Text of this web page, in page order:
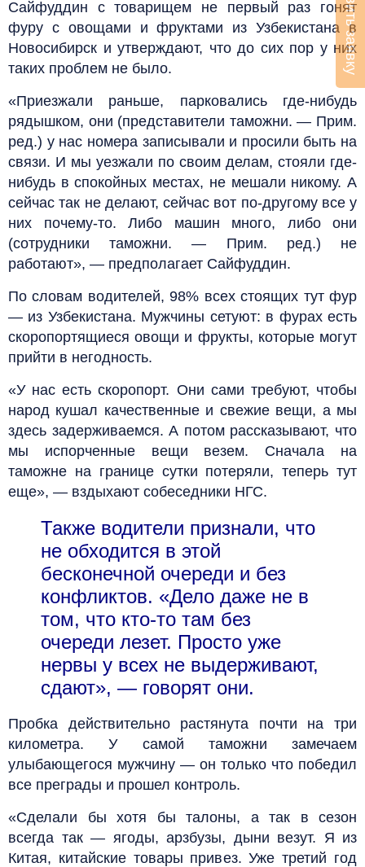
Сайфуддин с товарищем не первый раз гонят
фуру с овощами и фруктами из Узбекистана в
Новосибирск и утверждают, что до сих пор у них
таких проблем не было.
«Приезжали раньше, парковались где-нибудь
рядышком, они (представители таможни. — Прим.
ред.) у нас номера записывали и просили быть на
связи. И мы уезжали по своим делам, стояли где-
нибудь в спокойных местах, не мешали никому. А
сейчас так не делают, сейчас вот по-другому все у
них почему-то. Либо машин много, либо они
(сотрудники таможни. — Прим. ред.) не
работают», — предполагает Сайфуддин.
По словам водителей, 98% всех стоящих тут фур
— из Узбекистана. Мужчины сетуют: в фурах есть
скоропортящиеся овощи и фрукты, которые могут
прийти в негодность.
«У нас есть скоропорт. Они сами требуют, чтобы
народ кушал качественные и свежие вещи, а мы
здесь задерживаемся. А потом рассказывают, что
мы испорченные вещи везем. Сначала на
таможне на границе сутки потеряли, теперь тут
еще», — вздыхают собеседники НГС.
Также водители признали, что
не обходится в этой
бесконечной очереди и без
конфликтов. «Дело даже не в
том, что кто-то там без
очереди лезет. Просто уже
нервы у всех не выдерживают,
сдают», — говорят они.
Пробка действительно растянута почти на три
километра. У самой таможни замечаем
улыбающегося мужчину — он только что победил
все преграды и прошел контроль.
«Сделали бы хотя бы талоны, а так в сезон
всегда так — ягоды, арзбузы, дыни везут. Я из
Китая, китайские товары привез. Уже третий год